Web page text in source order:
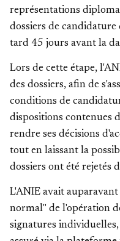
représentations
dossiers de candidature
tard 45 jours avant la
Lors de cette étape,
des dossiers, afin de
conditions de
dispositions contenues
rendre ses décisions
tout en laissant la
dossiers ont été rejetés
L'ANIE avait
normal" de l'opération
signatures